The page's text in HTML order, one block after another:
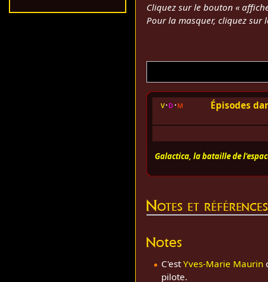
Cliquez sur le bouton «
Pour la masquer, cliquez sur
v d m
Épisodes
Galactica, la bataille de
Notes et références
Notes
C'est Yves-Marie Maurin
pilote.